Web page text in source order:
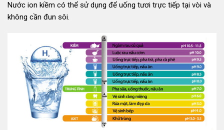
Nước ion kiềm có thể sử dụng để uống tươi trực tiếp tại vòi và
không cần đun sôi.